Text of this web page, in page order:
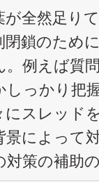
が全然足り
閉鎖のため
。例えば質
しっかり把
にスレッド
景によって
対策の補助